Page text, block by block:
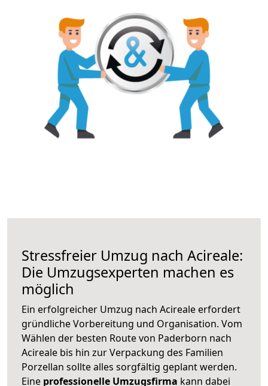
Stressfreier Umzug nach Acireale:
Die Umzugsexperten machen es
möglich
Ein erfolgreicher Umzug nach Acireale erfordert
gründliche Vorbereitung und Organisation. Vom
Wählen der besten Route von Paderborn nach
Acireale bis hin zur Verpackung des Familien
Porzellan sollte alles sorgfältig geplant werden.
Eine professionelle Umzugsfirma kann dabei